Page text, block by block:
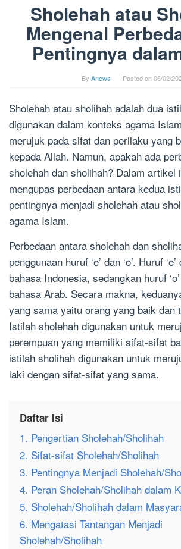
Sholehah atau
Mengenal
Pentingnya
By Anews Posted on06/02/
Sholehah atau sholihah adalah dua
digunakan dalam konteks agama
merujuk pada sifat dan perilaku yang
kepada Allah. Namun, apakah ada
sholehah dan sholihah? Dalam artikel
mengupas perbedaan antara kedua
pentingnya menjadi sholehah atau
agama Islam.
Perbedaan antara sholehah dan
penggunaan huruf ‘e’ dan ‘o’. Huruf
bahasa Indonesia, sedangkan huruf
bahasa Arab. Secara makna,
yang sama yaitu orang yang baik dan
Istilah sholehah digunakan untuk
perempuan yang memiliki sifat-sifat
istilah sholihah digunakan untuk
laki dengan sifat-sifat yang sama.
Daftar Isi
1. Pengertian Sholehah/Sholihah
2. Sifat-sifat Sholehah/Sholihah
3. Pentingnya Menjadi Sholehah/
4. Peran Sholehah/Sholihah dalam
5. Sholehah/Sholihah dalam
6. Mengatasi Tantangan Menjadi
Sholehah/Sholihah